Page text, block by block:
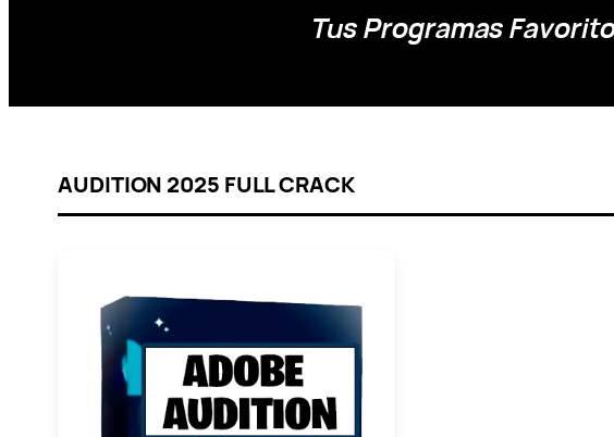
Tus Programas
AUDITION 2025 FULL CRACK